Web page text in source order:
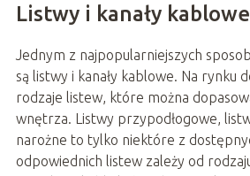
Listwy i kanały kablowe
Jednym z najpopularniejszych
są listwy i kanały kablowe. Na rynku
rodzaje listew, które można
wnętrza. Listwy przypodłogowe,
narożne to tylko niektóre z
odpowiednich listew zależy od